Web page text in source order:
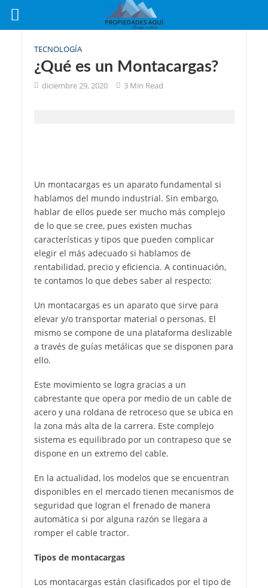
TECNOLOGÍA
¿Qué es un Montacargas?
diciembre 29, 2020 3 Min Read
Un montacargas es un aparato fundamental si
hablamos del mundo industrial. Sin embargo,
hablar de ellos puede ser mucho más complejo
de lo que se cree, pues existen muchas
características y tipos que pueden complicar
elegir el más adecuado si hablamos de
rentabilidad, precio y eficiencia. A continuación,
te contamos lo que debes saber al respecto:
Un montacargas es un aparato que sirve para
elevar y/o transportar material o personas. El
mismo se compone de una plataforma deslizable
a través de guías metálicas que se disponen para
ello.
Este movimiento se logra gracias a un
cabrestante que opera por medio de un cable de
acero y una roldana de retroceso que se ubica en
la zona más alta de la carrera. Este complejo
sistema es equilibrado por un contrapeso que se
dispone en un extremo del cable.
En la actualidad, los modelos que se encuentran
disponibles en el mercado tienen mecanismos de
seguridad que logran el frenado de manera
automática si por alguna razón se llegara a
romper el cable tractor.
Tipos de montacargas
Los montacargas están clasificados por el tipo de